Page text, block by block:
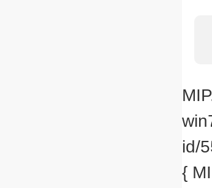
id/
{